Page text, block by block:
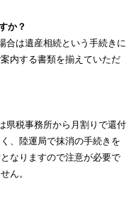
か？
は遺産相続という手続きに
内する書類を揃えていただ
税事務所から月割りで還付
、陸運局で抹消の手続きを
なりますので注意が必要で
ん。